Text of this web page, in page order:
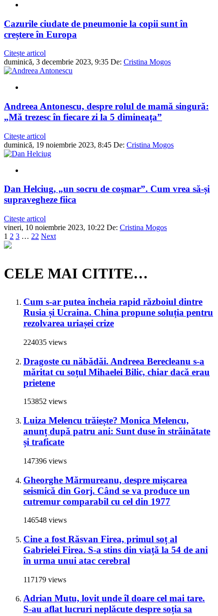
Cazurile ciudate de pneumonie la copii sunt în
creștere în Europa
Citește articol
duminică, 3 decembrie 2023, 9:35 De: Cristina Mogos
Andreea Antonescu, despre rolul de mamă singură:
„Mă trezesc în fiecare zi la 5 dimineața”
Citește articol
duminică, 19 noiembrie 2023, 8:45 De: Cristina Mogos
Dan Helciug, „un socru de coșmar”. Cum vrea să-și
supravegheze fiica
Citește articol
vineri, 10 noiembrie 2023, 10:22 De: Cristina Mogos
1 2 3 … 22 Next
CELE MAI CITITE…
Cum s-ar putea încheia rapid războiul dintre
Rusia și Ucraina. China propune soluția pentru
rezolvarea uriașei crize
224035 views
Dragoste cu năbădăi. Andreea Berecleanu s-a
măritat cu soțul Mihaelei Bilic, chiar dacă erau
prietene
153852 views
Luiza Melencu trăiește? Monica Melencu,
anunț după patru ani: Sunt duse în străinătate
și traficate
147396 views
Gheorghe Mărmureanu, despre mișcarea
seismică din Gorj. Când se va produce un
cutremur comparabil cu cel din 1977
146548 views
Cine a fost Răsvan Firea, primul soț al
Gabrielei Firea. S-a stins din viață la 54 de ani
în urma unui atac cerebral
117179 views
Adrian Mutu, lovit unde îl doare cel mai tare.
S-au aflat lucruri neplăcute despre soția sa